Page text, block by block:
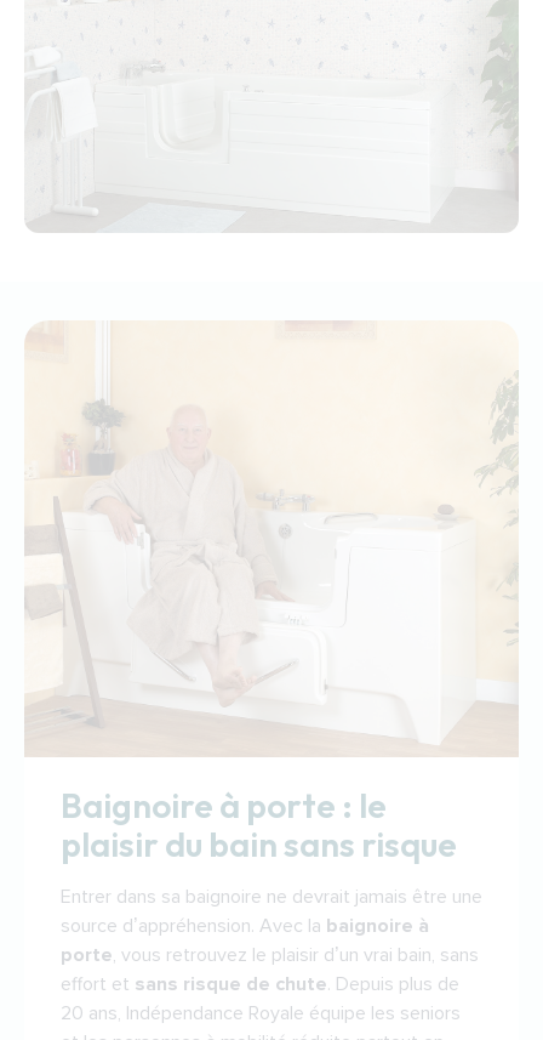
Baignoire à porte : le
plaisir du bain sans risque
Entrer dans sa baignoire ne devrait jamais être une
source d’appréhension. Avec la baignoire à
porte, vous retrouvez le plaisir d’un vrai bain, sans
effort et sans risque de chute. Depuis plus de
20 ans, Indépendance Royale équipe les seniors